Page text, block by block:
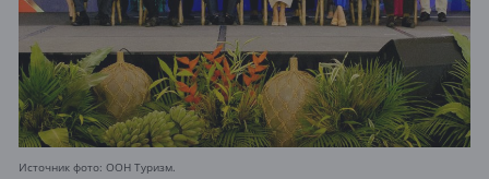
Источник фото: ООН Туризм.